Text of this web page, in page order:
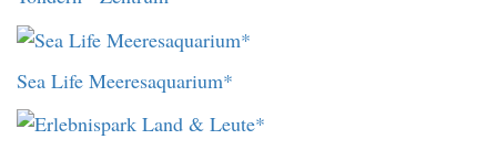
Sea Life Meeresaquarium*